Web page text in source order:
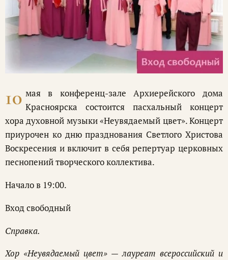
10 мая в конференц-зале Архиерейского дома
Красноярска состоится пасхальный концерт
хора духовной музыки «Неувядаемый цвет». Концерт
приурочен ко дню празднования Светлого Христова
Воскресения и включит в себя репертуар церковных
песнопений творческого коллектива.
Начало в 19:00.
Вход свободный
Справка.
Хор «Неувядаемый цвет» — лауреат всероссийский и